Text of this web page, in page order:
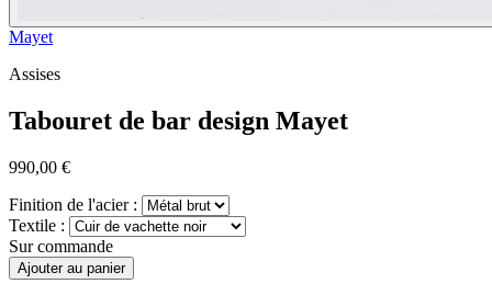
Mayet
Assises
Tabouret de bar design Mayet
990,00 €
Finition de l'acier :
Textile :
Sur commande
Ajouter au panier